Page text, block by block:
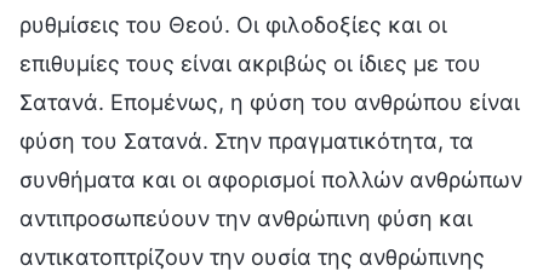
ρυθμίσεις του Θεού. Οι φιλοδοξίες και οι
επιθυμίες τους είναι ακριβώς οι ίδιες με του
Σατανά. Επομένως, η φύση του ανθρώπου είναι
φύση του Σατανά. Στην πραγματικότητα, τα
συνθήματα και οι αφορισμοί πολλών ανθρώπων
αντιπροσωπεύουν την ανθρώπινη φύση και
αντικατοπτρίζουν την ουσία της ανθρώπινης